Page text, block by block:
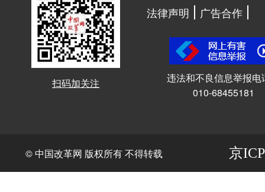
扫码加关注
法律声明
广告合作
违法和不良信息举报电
010-68455181
© 中国改革网 版权所有 不得转载 京